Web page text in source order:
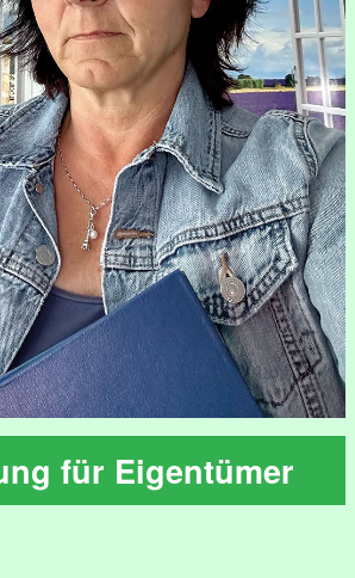
für Eigentümer